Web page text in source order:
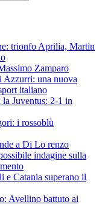
trionfo Aprilia, Martin
Zamparo
Azzurri: una nuova
italiano
la Juventus: 2-1 in
i rossoblù
a Di Lo renzo
indagine sulla
e Catania superano il
Avellino battuto ai